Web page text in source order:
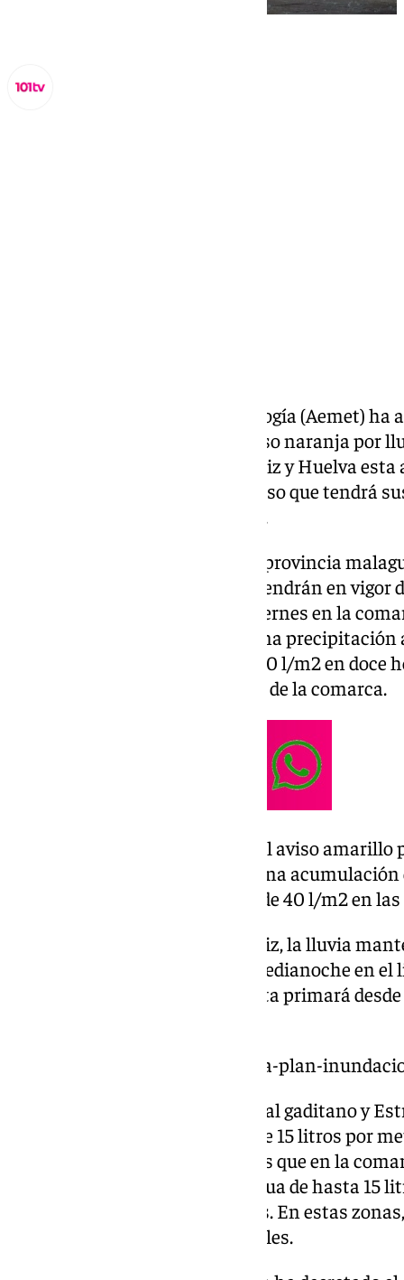
La Agencia Estatal de Meteorología (Aemet) ha
, el aviso naranja por
de Málaga, mientras que en Cádiz y Huelva
nivel amarillo. Un tiempo adverso que tendrá
dado al turismo interprovincial.
Según la web de la Aemet, en la provincia
amarillo por tormenta se mantendrán en vigor
término de la jornada de este viernes en la
esta zona, se espera alcanzar una
litros por metro cuadrado y de 60 l/m2 en doce
probable en la mitad occidental de la comarca.
En este mismo tramo horario, el aviso amarillo
donde se prevé que se alcance una
metro cuadrado en una hora, y de 40 l/m2 en
En cuanto a la provincia de Cádiz, la lluvia
desde las 6.00 horas hasta la medianoche en
Grazalema y Estrecho esta alerta primará
https://www.101tv.es/andalucia-plan-
En concreto, en la zona del litoral gaditano y
una precipitación acumulada de 15 litros por
40 l/m2 en doce horas, mientras que en la
alcance una acumulación de agua de hasta 15
hora, y de 50 l/m2 en doce horas. En estas
produzcan tormentas ocasionales.